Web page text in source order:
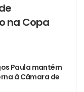
na Copa
Paula mantém
à Câmara de